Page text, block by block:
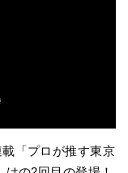
「プロが推す東京